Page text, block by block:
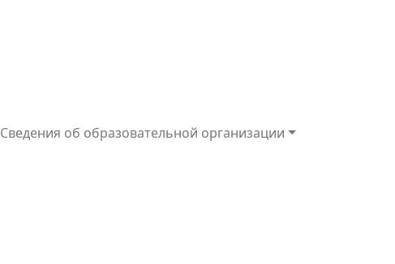
Сведения об образовательной организации